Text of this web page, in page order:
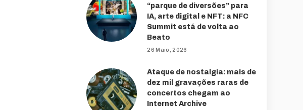
“parque de diversões” para
IA, arte digital e NFT: a NFC
Summit está de volta ao
Beato
26 Maio, 2026
Ataque de nostalgia: mais de
dez mil gravações raras de
concertos chegam ao
Internet Archive